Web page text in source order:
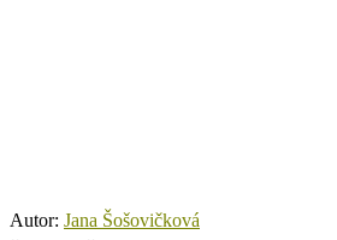
Autor: Jana Šošovičková